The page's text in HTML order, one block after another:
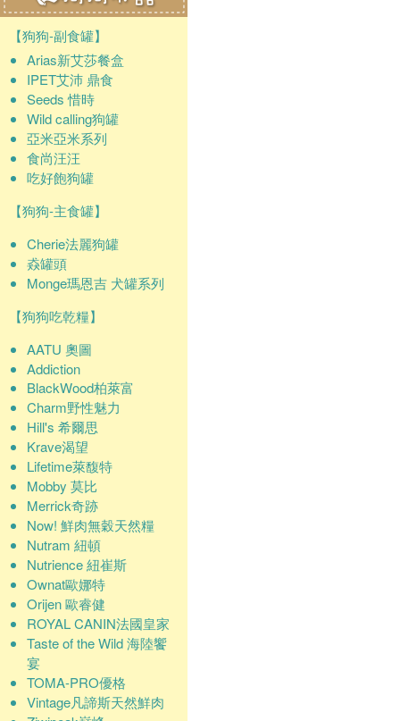
【狗狗-副食罐】
Arias新艾莎餐盒
IPET艾沛 鼎食
Seeds 惜時
Wild calling狗罐
亞米亞米系列
食尚汪汪
吃好飽狗罐
【狗狗-主食罐】
Cherie法麗狗罐
猋罐頭
Monge瑪恩吉 犬罐系列
【狗狗吃乾糧】
AATU 奧圖
Addiction
BlackWood柏萊富
Charm野性魅力
Hill's 希爾思
Krave渴望
Lifetime萊馥特
Mobby 莫比
Merrick奇跡
Now! 鮮肉無穀天然糧
Nutram 紐頓
Nutrience 紐崔斯
Ownat歐娜特
Orijen 歐睿健
ROYAL CANIN法國皇家
Taste of the Wild 海陸饗
宴
TOMA-PRO優格
Vintage凡諦斯天然鮮肉